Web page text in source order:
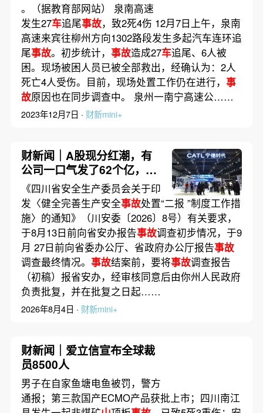
。（据教育部网站） 泉南高速
发生27车追尾事故，致2死4伤 12月7日上午，泉南
高速来宾往柳州方向1302路段发生多起汽车连环追
尾事故。初步统计， 事故造成27车追尾、6人被
困。现场被困人员已被全部救出，经确认为：2人
死亡4人受伤。目前，现场处置工作仍在进行， 事
故原因也在同步调查中。 泉州一南宁高速公……
2023年12月7日 · 财新mini+
财新闻｜A股现分红潮，有
公司一口气发了62个亿，多
家公司董事长提议派发“红
包”
《四川省安全生产委员会关于印
发〈健全完善生产安全事故处置“二报 ”制度工作措
施〉的通知》（川安委〔2026〕8号）有关要求，
于8月13日前向省安办报告事故调查初步情况，于9
月 27日前向省委办公厅、省政府办公厅报告事故
调查最终情况。 事故结案前，要将事故调查报告
（初稿）报省安办，经审核同意后由你州人民政府
负责批复，并在批复之日起……
2026年8月4日 · 财新mini+
财新闻｜爱立信宣布全球裁
员8500人
男子在自家鱼塘电鱼被罚，警方
通报；第三款国产ECMO产品获批上市；四川南江